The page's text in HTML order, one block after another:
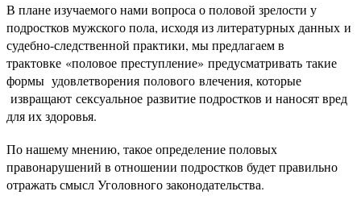
В плане изучаемого нами вопроса о половой зрелости у
подростков мужского пола, исходя из литературных данных и
судебно-следственной практики, мы предлагаем в
трактовке «половое преступление» предусматривать такие
формы удовлетворения полового влечения, которые
извращают сексуальное развитие подростков и наносят вред
для их здоровья.
По нашему мнению, такое определение половых
правонарушений в отношении подростков будет правильно
отражать смысл Уголовного законодательства.